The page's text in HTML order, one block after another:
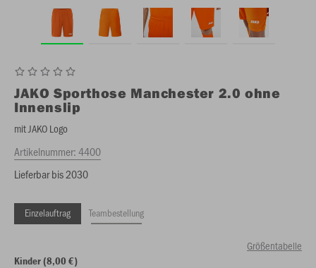
JAKO Sporthose Manchester 2.0 ohne
Innenslip
mit JAKO Logo
Artikelnummer:4400
Lieferbar bis 2030
Einzelauftrag Teambestellung
Größentabelle
Kinder (8,00 €)